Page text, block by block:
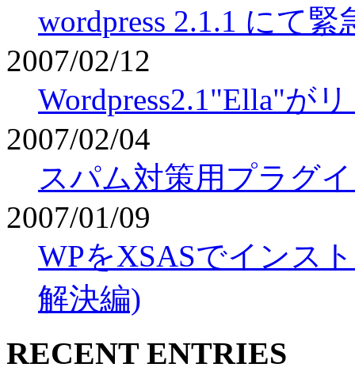
wordpress 2.1.1 にて
2007/02/12
Wordpress2.1"Ella"が
2007/02/04
スパム対策用プラグイ
2007/01/09
WPをXSASでインス
解決編)
RECENT ENTRIES